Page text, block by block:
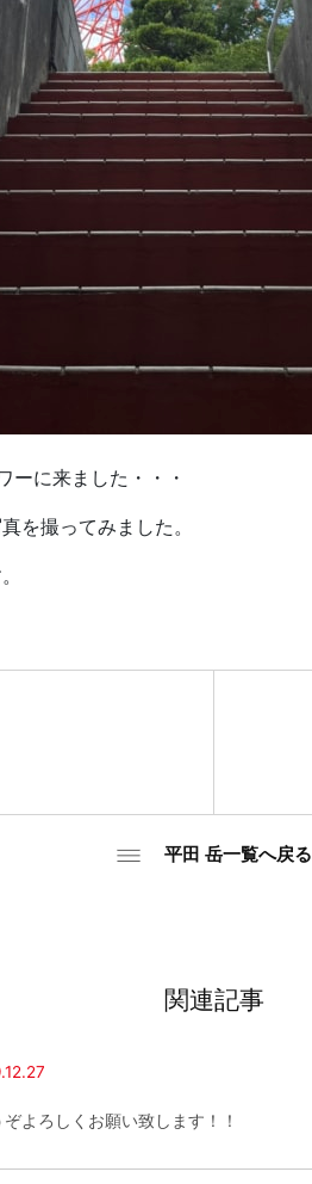
ーに来ました・・・
を撮ってみました。
平田 岳一覧へ戻る
関連記事
よろしくお願い致します！！